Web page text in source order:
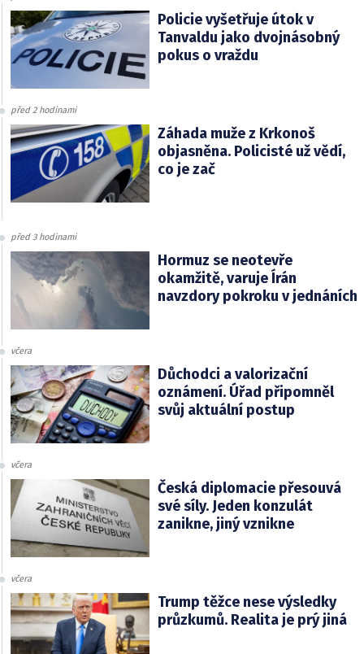
Policie vyšetřuje útok v
Tanvaldu jako dvojnásobný
pokus o vraždu
před 2 hodinami
Záhada muže z Krkonoš
objasněna. Policisté už vědí,
co je zač
před 3 hodinami
Hormuz se neotevře
okamžitě, varuje Írán
navzdory pokroku v jednáních
včera
Důchodci a valorizační
oznámení. Úřad připomněl
svůj aktuální postup
včera
Česká diplomacie přesouvá
své síly. Jeden konzulát
zanikne, jiný vznikne
včera
Trump těžce nese výsledky
průzkumů. Realita je prý jiná